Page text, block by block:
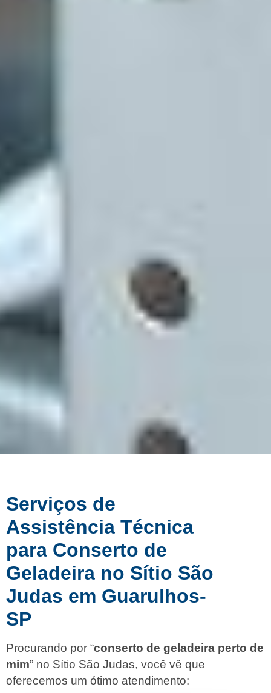
Serviços de
Assistência Técnica
para Conserto de
Geladeira no Sítio São
Judas em Guarulhos-
SP
Procurando por “conserto de geladeira perto de
mim” no Sítio São Judas, você vê que
oferecemos um ótimo atendimento: